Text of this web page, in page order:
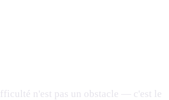
n'est pas un obstacle — c'est le